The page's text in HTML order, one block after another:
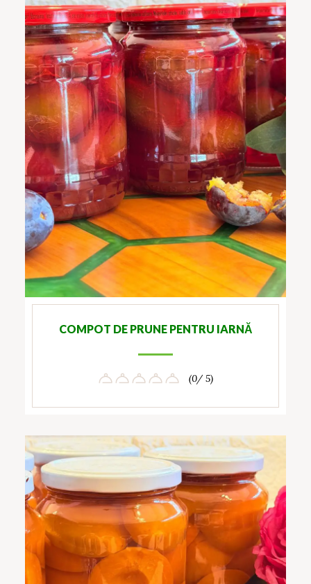
COMPOT DE PRUNE PENTRU IARNĂ
(0/ 5)